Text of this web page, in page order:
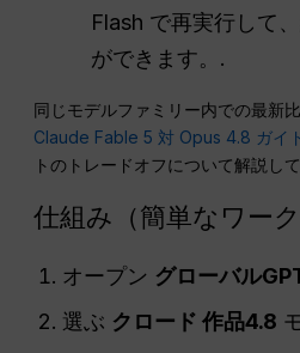
Flash で再実行して
ができます。.
同じモデルファミリー内での最新
Claude Fable 5 対 Opus 4.8 ガイ
トのトレードオフについて解説し
仕組み（簡単なワーク
オープン グローバル
選ぶ クロード 作品4.8